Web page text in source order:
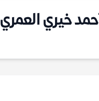
خيري العمري